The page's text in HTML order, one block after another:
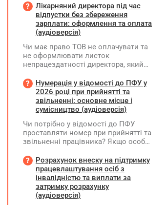
на інших умовах, передбачених
законодавством, Додаток Д1/
Додаток ФІЗ-Д1 за відповідний
період не подається
Лікарняний директора під час
відпустки без збереження
зарплати: оформлення та оплата
(аудіоверсія)
Чи має право ТОВ не оплачувати та
не оформлювати листок
непрацездатності директора, який
збереження заробітної плати під час
призупинення діяльності
підприємства?
Нумерація у відомості до ПФУ у
2026 році при прийнятті та
звільненні: основне місце і
сумісництво (аудіоверсія)
Чи потрібно у відомості до ПФУ
проставляти номер при прийнятті та
звільненні працівника? Якщо особа
місцем роботи та за сумісництвом,
чи рахується це як два роботодавці?
Розрахунок внеску на підтримку
працевлаштування осіб з
інвалідністю та виплати за
затримку розрахунку
(аудіоверсія)